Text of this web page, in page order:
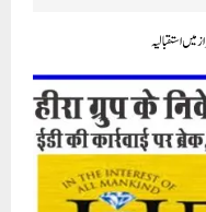
استقبالیہ